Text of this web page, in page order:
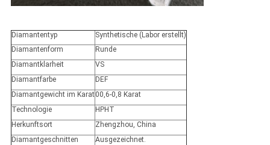
Diamantentyp
Synthetische (Labor erstellt)
Diamantenform
Runde
Diamantklarheit
VS
Diamantfarbe
DEF
Diamantgewicht im Karat00,6-0,8 Karat
Technologie
HPHT
Herkunftsort
Zhengzhou, China
Diamantgeschnitten
Ausgezeichnet.